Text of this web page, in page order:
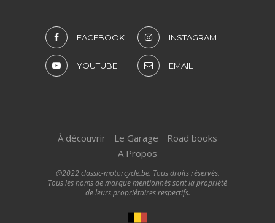
FACEBOOK INSTAGRAM
YOUTUBE EMAIL
À découvrir Le Garage
Road books
A Propos
@2022 classic-motorcycle.be. Tous droits réservés.
Tous les noms de marque mentionnés sont la propriété
de leurs propriétaires respectifs.